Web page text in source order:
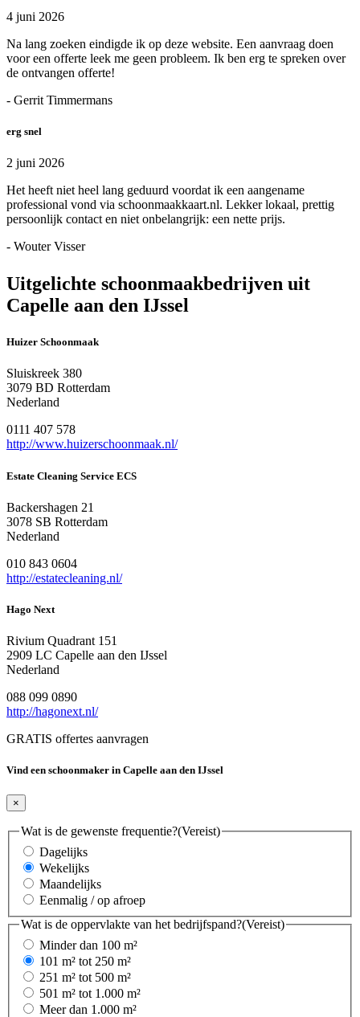
4 juni 2026
Na lang zoeken eindigde ik op deze website. Een aanvraag doen
voor een offerte leek me geen probleem. Ik ben erg te spreken over
de ontvangen offerte!
- Gerrit Timmermans
erg snel
2 juni 2026
Het heeft niet heel lang geduurd voordat ik een aangename
professional vond via schoonmaakkaart.nl. Lekker lokaal, prettig
persoonlijk contact en niet onbelangrijk: een nette prijs.
- Wouter Visser
Uitgelichte schoonmaakbedrijven uit
Capelle aan den IJssel
Huizer Schoonmaak
Sluiskreek 380
3079 BD Rotterdam
Nederland
0111 407 578
http://www.huizerschoonmaak.nl/
Estate Cleaning Service ECS
Backershagen 21
3078 SB Rotterdam
Nederland
010 843 0604
http://estatecleaning.nl/
Hago Next
Rivium Quadrant 151
2909 LC Capelle aan den IJssel
Nederland
088 099 0890
http://hagonext.nl/
GRATIS offertes aanvragen
Vind een schoonmaker in Capelle aan den IJssel
×
Wat is de gewenste frequentie?(Vereist)
Dagelijks
Wekelijks
Maandelijks
Eenmalig / op afroep
Wat is de oppervlakte van het bedrijfspand?(Vereist)
Minder dan 100 m²
101 m² tot 250 m²
251 m² tot 500 m²
501 m² tot 1.000 m²
Meer dan 1.000 m²